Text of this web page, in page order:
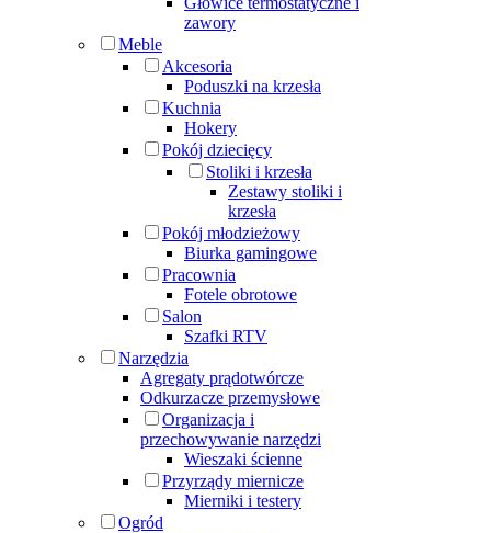
zawory
Meble
Akcesoria
Poduszki na krzesła
Kuchnia
Hokery
Pokój dziecięcy
Stoliki i krzesła
Zestawy stoliki i
krzesła
Pokój młodzieżowy
Biurka gamingowe
Pracownia
Fotele obrotowe
Salon
Szafki RTV
Narzędzia
Agregaty prądotwórcze
Odkurzacze przemysłowe
Organizacja i
przechowywanie narzędzi
Wieszaki ścienne
Przyrządy miernicze
Mierniki i testery
Ogród